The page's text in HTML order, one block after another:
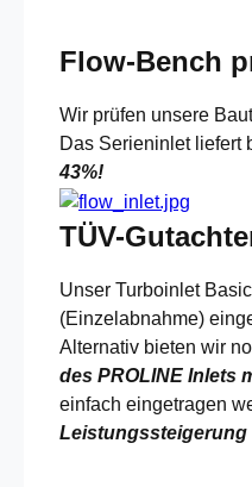
Flow-Bench
Wir prüfen unsere
Das Serieninlet liefert
43%!
TÜV-
Unser Turboinlet
(Einzelabnahme)
Alternativ bieten wir
des PROLINE Inlets
einfach eingetragen
Leistungssteigerung